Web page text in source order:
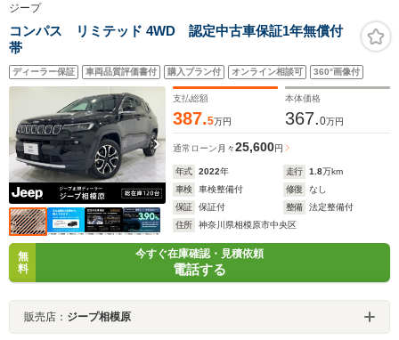
ジープ
コンパス リミテッド 4WD 認定中古車保証1年無償付
帯
ディーラー保証 車両品質評価書付 購入プラン付 オンライン相談可 360°画像付
支払総額
387.5万円
本体価格
367.0万円
通常ローン 月々25,600円
年式 2022年 走行 1.8万km
車検
車検整備付 修復
なし
保証
保証付 整備
法定整備付
住所
神奈川県相模原市中央区
無
料
今すぐ在庫確認・見積依頼
電話する
販売店： ジープ相模原